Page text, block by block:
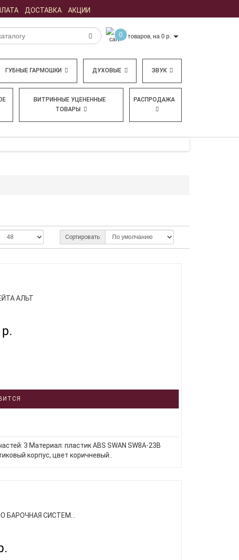
ДОСТАВКА АКЦИИ
0 товаров, на 0 р.
ГУБНЫЕ ГАРМОШКИ ДУХОВЫЕ ЗВУК
ВИТРИННЫЕ УЦЕНЕННЫЕ
ТОВАРЫ
РАСПРОДАЖА
Сортировать:
АЛЬТ
3 Материал: пластик ABS SWAN SW8A-23B
корпус, цвет коричневый..
БАРОЧНАЯ СИСТЕМ...